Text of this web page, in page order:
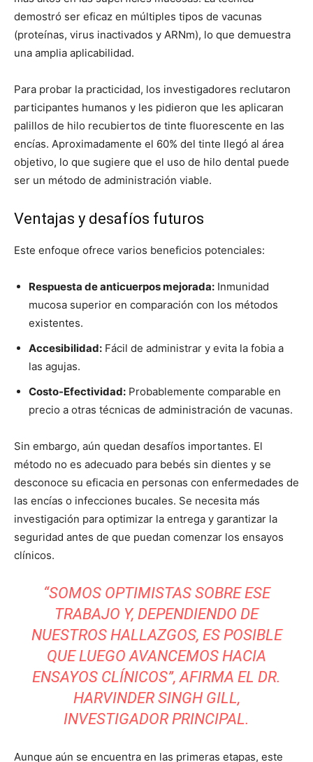
demostró ser eficaz en múltiples tipos de vacunas
(proteínas, virus inactivados y ARNm), lo que demuestra
una amplia aplicabilidad.
Para probar la practicidad, los investigadores reclutaron
participantes humanos y les pidieron que les aplicaran
palillos de hilo recubiertos de tinte fluorescente en las
encías. Aproximadamente el 60% del tinte llegó al área
objetivo, lo que sugiere que el uso de hilo dental puede
ser un método de administración viable.
Ventajas y desafíos futuros
Este enfoque ofrece varios beneficios potenciales:
Respuesta de anticuerpos mejorada: Inmunidad
mucosa superior en comparación con los métodos
existentes.
Accesibilidad: Fácil de administrar y evita la fobia a
las agujas.
Costo-Efectividad: Probablemente comparable en
precio a otras técnicas de administración de vacunas.
Sin embargo, aún quedan desafíos importantes. El
método no es adecuado para bebés sin dientes y se
desconoce su eficacia en personas con enfermedades de
las encías o infecciones bucales. Se necesita más
investigación para optimizar la entrega y garantizar la
seguridad antes de que puedan comenzar los ensayos
clínicos.
“SOMOS OPTIMISTAS SOBRE ESE
TRABAJO Y, DEPENDIENDO DE
NUESTROS HALLAZGOS, ES POSIBLE
QUE LUEGO AVANCEMOS HACIA
ENSAYOS CLÍNICOS”, AFIRMA EL DR.
HARVINDER SINGH GILL,
INVESTIGADOR PRINCIPAL.
Aunque aún se encuentra en las primeras etapas, este